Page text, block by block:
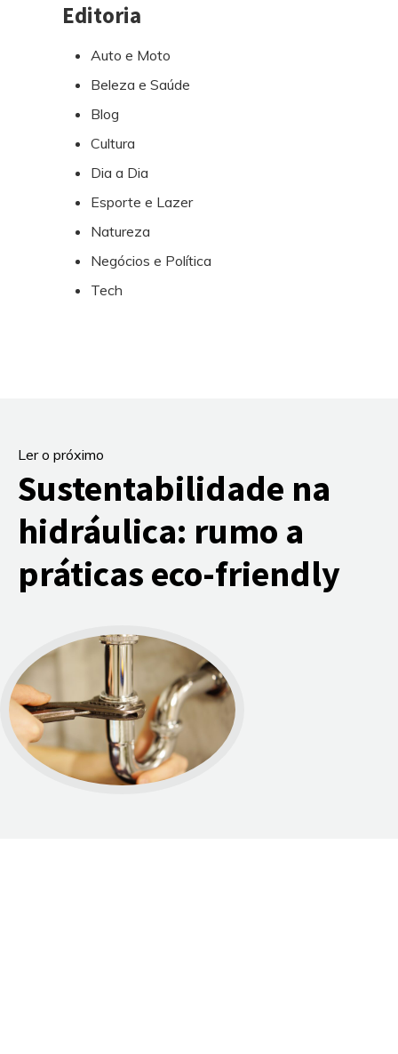
Editoria
Auto e Moto
Beleza e Saúde
Blog
Cultura
Dia a Dia
Esporte e Lazer
Natureza
Negócios e Política
Tech
Ler o próximo
Sustentabilidade na
hidráulica: rumo a
práticas eco-friendly